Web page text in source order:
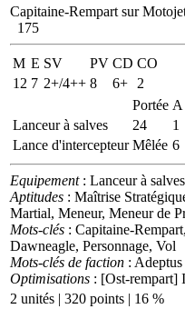
Capitaine-Rempart sur
175
M E SV PV CD CO
12 7 2+/4++ 8 6+
2
Portée A
Lanceur à salves
24 1
Lance d'intercepteur Mêlée 6
Equipement: Lanceur à
Aptitudes : Maîtrise
Martial, Meneur, Meneur de
Mots-clés : Capitaine-
Dawneagle, Personnage, Vol
Mots-clés de faction :
Optimisations : [Ost-rempart]
2 unités | 320 points | 16 %